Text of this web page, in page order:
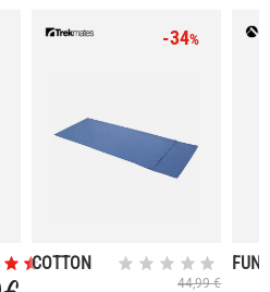
-34%
COTTON
44,99 €